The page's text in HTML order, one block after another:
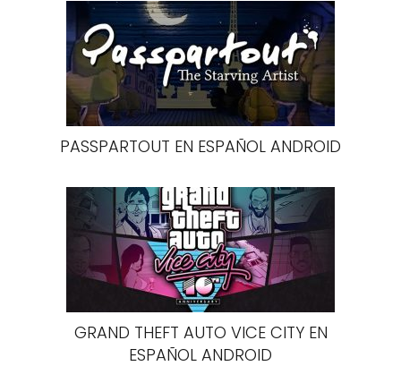
PASSPARTOUT EN ESPAÑOL ANDROID
GRAND THEFT AUTO VICE CITY EN
ESPAÑOL ANDROID